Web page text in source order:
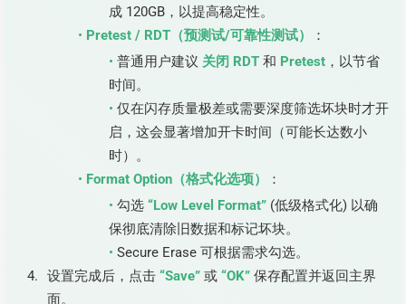
成 120GB，以提高稳定性。
Pretest / RDT（预测试/可靠性测试）
：
普通用户建议 关闭 RDT 和 Pretest ，以节省
时间。
仅在闪存质量极差或需要深度筛选坏块时才开
启，这会显著增加开卡时间（可能长达数小
时）。
Format Option（格式化选项）
：
勾选 “Low Level Format” (低级格式化) 以确
保彻底清除旧数据和标记坏块。
Secure Erase 可根据需求勾选。
设置完成后，点击 “Save” 或 “OK” 保存配置并返回主界
面。